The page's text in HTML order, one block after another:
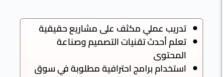
تدريب عملي مكثف على مشاريع حقيقية
تعلم أحدث تقنيات التصميم وصناعة
المحتوى
استخدام برامج احترافية مطلوبة في سوق